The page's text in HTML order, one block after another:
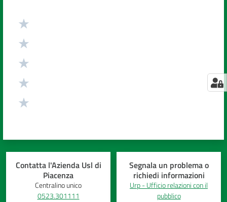
Contatta l'Azienda Usl di
Piacenza
Centralino unico
0523.301111
Segnala un problema o
richiedi informazioni
Urp - Ufficio relazioni con il
pubblico